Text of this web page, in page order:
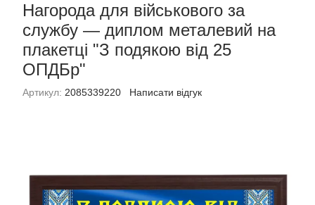
Нагорода для військового за
службу — диплом металевий на
плакетці "З подякою від 25
ОПДБр"
Артикул: 2085339220 Написати відгук